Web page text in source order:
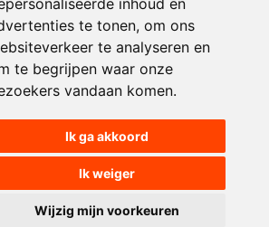
inhoud en
te tonen, om ons
te analyseren en
te begrijpen waar onze
vandaan komen.
Ik ga akkoord
Ik weiger
Wijzig mijn voorkeuren
3